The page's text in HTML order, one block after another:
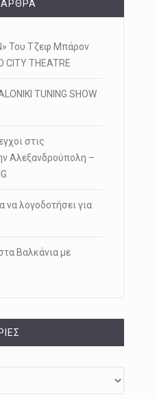
Του Τζεφ Μπάρον
THEATRE
TUNING SHOW
στις
Αλεξανδρούπολη –
να λογοδοτήσει για
Βαλκάνια με